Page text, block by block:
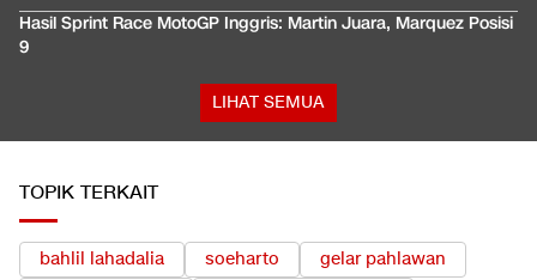
Hasil Sprint Race MotoGP Inggris: Martin Juara, Marquez Posisi
9
LIHAT SEMUA
TOPIK TERKAIT
bahlil lahadalia soeharto
gelar pahlawan